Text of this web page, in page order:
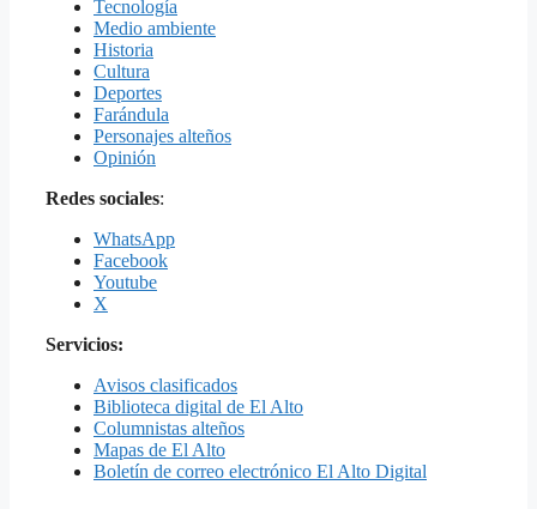
Tecnología
Medio ambiente
Historia
Cultura
Deportes
Farándula
Personajes alteños
Opinión
Redes sociales:
WhatsApp
Facebook
Youtube
X
Servicios:
Avisos clasificados
Biblioteca digital de El Alto
Columnistas alteños
Mapas de El Alto
Boletín de correo electrónico El Alto Digital